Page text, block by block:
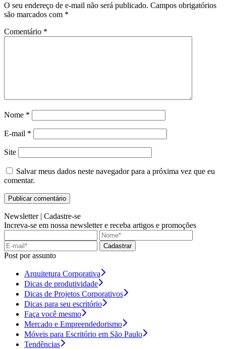
O seu endereço de e-mail não será publicado. Campos obrigatórios
são marcados com *
Comentário *
Nome *
E-mail *
Site
Salvar meus dados neste navegador para a próxima vez que eu
comentar.
Newsletter | Cadastre-se
Increva-se em nossa newsletter e receba artigos e promoções
Cadastrar
Post por assunto
Arquitetura Corporativa
Dicas de produtividade
Dicas de Projetos Corporativos
Dicas para seu escritório
Faça você mesmo
Mercado e Empreendedorismo
Móveis para Escritório em São Paulo
Tendências